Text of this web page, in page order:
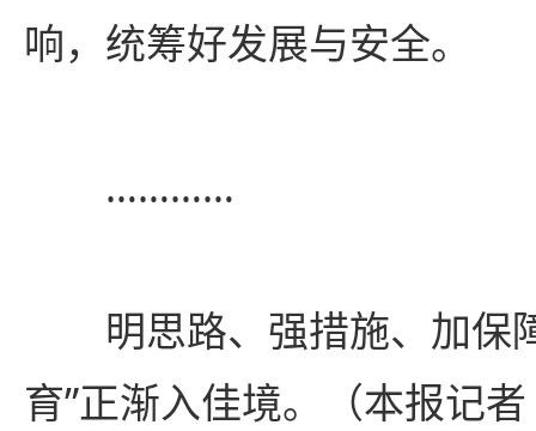
响，统筹好发展与安全。
…………
明思路、强措施、加保
育”正渐入佳境。（本报记